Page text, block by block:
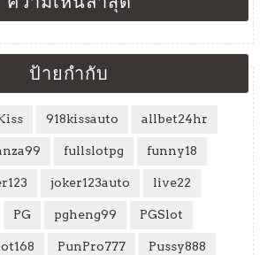
ป้ายกำกับ
918kissauto allbet24hr
fullslotpg funny18
joker123auto live22
PG pgheng99 PGSlot
PunPro777 Pussy888